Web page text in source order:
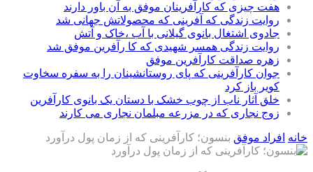
هفت چیزی که کارآفرینان موفق به آن باور دارند
روایت زندگی که آفرینی که محصولاتش جهانی شد
جادوی اشتغال بانوی گیلانی با آب ،خاک و آتش
روایت زندگی همسر شهیدی که کا رآفرین موفق شد
زهره صداقت کارآفرین موفق
جوان کارآفرینی که پای روستانشینان را به سفره سخاوت
کویر باز کرد
خلق آثار ناب از چوب خشک با دستان یک بانوی کارآفرین
زوج نجاری که در مزرعه مبلمان نجاری می کارند
خانه افراد موفق بنسون؛ کارآفرینی که از زمان پول درآورد